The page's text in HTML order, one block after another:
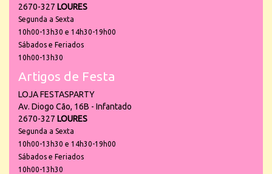
2670-327 LOURES
Segunda a Sexta
10h00-13h30 e 14h30-19h00
Sábados e Feriados
10h00-13h30
Artigos de Festa
LOJA FESTASPARTY
Av. Diogo Cão, 16B - Infantado
2670-327 LOURES
Segunda a Sexta
10h00-13h30 e 14h30-19h00
Sábados e Feriados
10h00-13h30